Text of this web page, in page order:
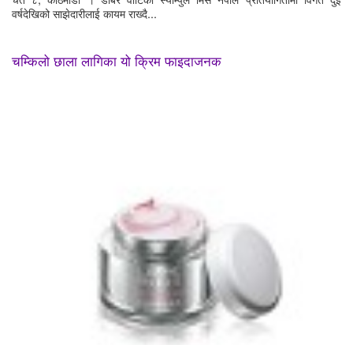
वर्षदेखिको साझेदारीलाई कायम राख्दै...
चम्किलो छाला लागिका यो क्रिम फाइदाजनक